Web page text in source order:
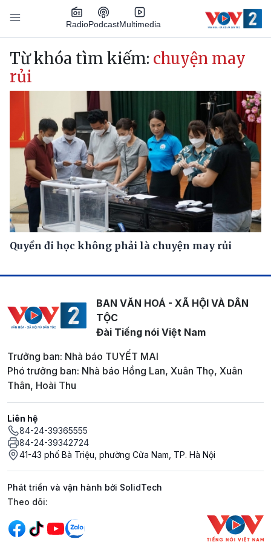
Nhảy đến nội dung
RadioPodcastMultimedia
Main navigation
Từ khóa tìm kiếm: chuyện may
rủi
Quyền đi học không phải là chuyện may rủi
BAN VĂN HOÁ - XÃ HỘI VÀ DÂN
TỘC
Đài Tiếng nói Việt Nam
Trưởng ban: Nhà báo TUYẾT MAI
Phó trưởng ban: Nhà báo Hồng Lan, Xuân Thọ, Xuân
Thân, Hoài Thu
Liên hệ
84-24-39365555
84-24-39342724
41-43 phố Bà Triệu, phường Cửa Nam, TP. Hà Nội
Phát triển và vận hành bởi SolidTech
Mạng xã hội
Theo dõi: